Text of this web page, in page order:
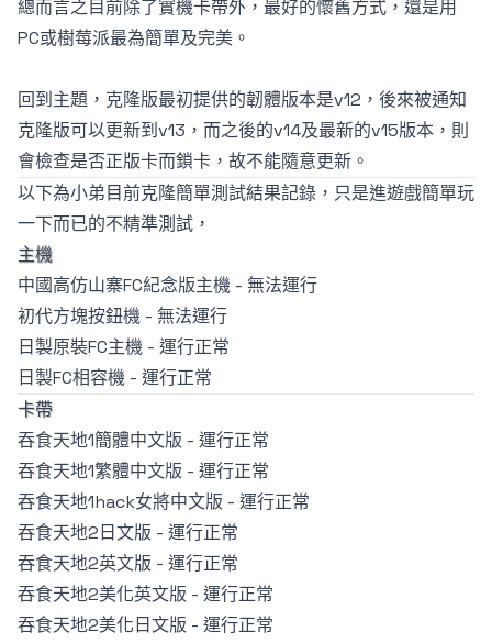
總而言之目前除了實機卡帶外，最好的懷舊方式，還是用
PC或樹莓派最為簡單及完美。
回到主題，克隆版最初提供的韌體版本是v12，後來被通知
克隆版可以更新到v13，而之後的v14及最新的v15版本，則
會檢查是否正版卡而鎖卡，故不能隨意更新。
以下為小弟目前克隆簡單測試結果記錄，只是進遊戲簡單玩
一下而已的不精準測試，
主機
中國高仿山寨FC紀念版主機 - 無法運行
初代方塊按鈕機 - 無法運行
日製原裝FC主機 - 運行正常
日製FC相容機 - 運行正常
卡帶
吞食天地1簡體中文版 - 運行正常
吞食天地1繁體中文版 - 運行正常
吞食天地1hack女將中文版 - 運行正常
吞食天地2日文版 - 運行正常
吞食天地2英文版 - 運行正常
吞食天地2美化英文版 - 運行正常
吞食天地2美化日文版 - 運行正常